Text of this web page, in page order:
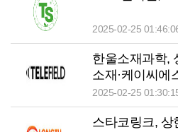
2025-02-25
한울소재과학,
소재·케이씨에
2025-02-25
스타코링크, 상